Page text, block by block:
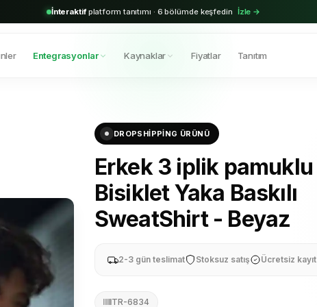
aktif bayi · Shopify & Trendyol entegrasyonu hazır Hemen başla →
Entegrasyonlar Kaynaklar Fiyatlar Tanıtım
DROPSHIPPING ÜRÜNÜ
Erkek 3 iplik pamuklu
Bisiklet Yaka Baskılı
SweatShirt - Beyaz
2-3 gün teslimat Stoksuz satış Ücretsiz kayıt
TR-6834